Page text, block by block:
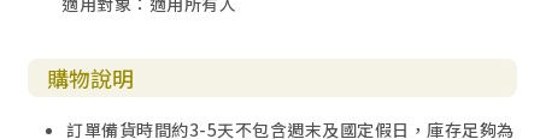
購物說明
訂單備貨時間約3-5天不包含週末及國定假日，庫存足夠為